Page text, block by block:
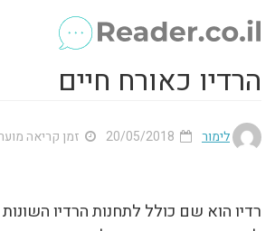
הרדיו כאורח חיים
לימור זמן קריאה מוערך: 1
רדיו הוא שם כולל לתחנות הרדיו